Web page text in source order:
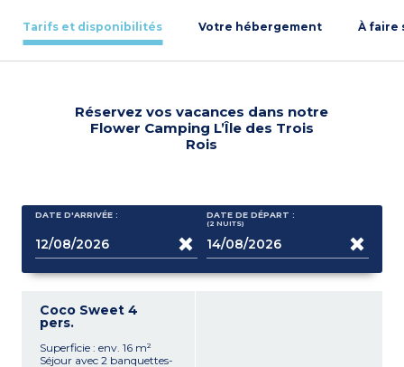
Tarifs et disponibilités Votre hébergement À faire
Réservez vos vacances dans notre
Flower Camping L’Île des Trois
Rois
DATE D'ARRIVÉE : DATE DE DÉPART :
(2 NUITS)
Coco Sweet 4
pers.
Superficie : env. 16 m²
Séjour avec 2 banquettes-